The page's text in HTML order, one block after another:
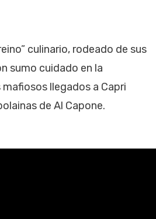
culinario, rodeado de sus
sumo cuidado en la
llegados a Capri
de Al Capone.